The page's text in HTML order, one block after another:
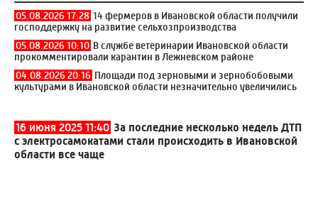
05.08.2026 17:28 14 фермеров в Ивановской области получили
господдержку на развитие сельхозпроизводства
05.08.2026 10:10 В службе ветеринарии Ивановской области
прокомментировали карантин в Лежневском районе
04.08.2026 20:16 Площади под зерновыми и зернобобовыми
культурами в Ивановской области незначительно увеличились
16 июня 2025 11:40 За последние несколько недель ДТП
с электросамокатами стали происходить в Ивановской
области все чаще